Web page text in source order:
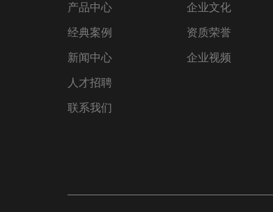
产品中心
经典案例
新闻中心
人才招聘
联系我们
企业文化
资质荣誉
企业视频